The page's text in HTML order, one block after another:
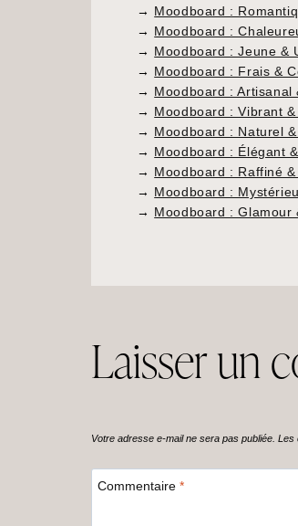
→ Moodboard :
→ Moodboard :
→ Moodboard : Jeune &
→ Moodboard : Frais &
→ Moodboard : Artisanal
→ Moodboard : Vibrant
→ Moodboard : Naturel
→ Moodboard : Élégant
→ Moodboard : Raffiné
→ Moodboard :
→ Moodboard : Glamour
Laisser un
Votre adresse e-mail ne sera pas publiée. Les
Commentaire *